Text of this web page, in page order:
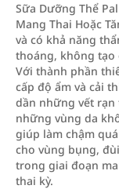
Sữa Dưỡng Thể
Mang Thai Hoặc
và có khả năng
thoáng, không tạo
Với thành phần
cấp độ ẩm và cải
dần những vết rạn
những vùng da
giúp làm chậm
cho vùng bụng,
trong giai đoạn
thai kỳ.